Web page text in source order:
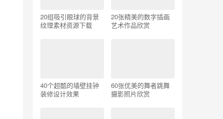
20组吸引眼球的背景
纹理素材资源下载
20张精美的数字插画
艺术作品欣赏
40个超酷的墙壁挂钟
装修设计效果
60张优美的舞者跳舞
摄影照片欣赏